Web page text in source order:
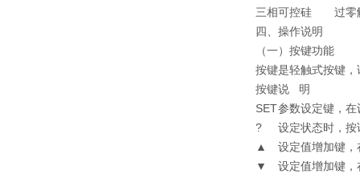
三相可控硅
过零
四、操作说明
（一）按键功能
按键是轻触式按键
按键说 明
SET参数设定键，
?
设定状态时，
▲
设定值增加键
▼
设定值增加键